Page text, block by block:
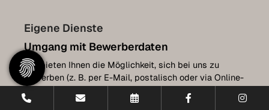
Eigene Dienste
Umgang mit Bewerberdaten
Wir bieten Ihnen die Möglichkeit, sich bei uns zu
bewerben (z. B. per E-Mail, postalisch oder via Online-
über Umfang, Zweck und Verwendung Ihrer im